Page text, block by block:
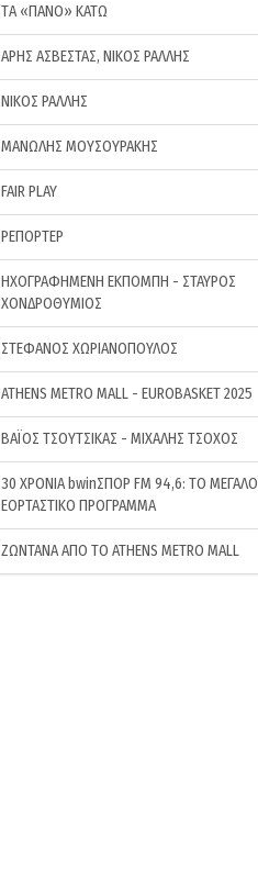
ΤA «ΠΑΝΟ» ΚΑΤΩ
ΑΡΗΣ ΑΣΒΕΣΤΑΣ, ΝΙΚΟΣ ΡΑΛΛΗΣ
ΝΙΚΟΣ ΡΑΛΛΗΣ
ΜΑΝΩΛΗΣ ΜΟΥΣΟΥΡΑΚΗΣ
FAIR PLAY
ΡΕΠΟΡΤΕΡ
ΗΧΟΓΡΑΦΗΜΕΝΗ ΕΚΠΟΜΠΗ - ΣΤΑΥΡΟΣ
ΧΟΝΔΡΟΘΥΜΙΟΣ
ΣΤΕΦΑΝΟΣ ΧΩΡΙΑΝΟΠΟΥΛΟΣ
ATHENS METRO MALL - EUROBASKET 2025
ΒΑΪΟΣ ΤΣΟΥΤΣΙΚΑΣ - ΜΙΧΑΛΗΣ ΤΣΟΧΟΣ
30 ΧΡΟΝΙΑ bwinΣΠΟΡ FM 94,6: ΤΟ ΜΕΓΑΛΟ
ΕΟΡΤΑΣΤΙΚΟ ΠΡΟΓΡΑΜΜΑ
ΖΩΝΤΑΝΑ ΑΠΟ ΤΟ ATHENS METRO MALL